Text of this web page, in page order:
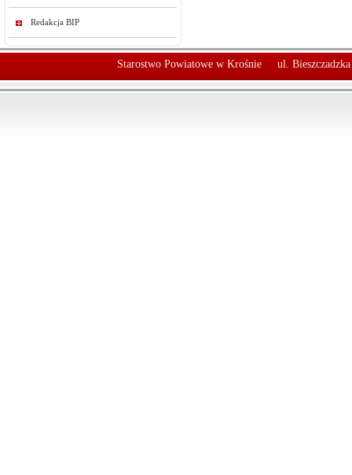
Redakcja BIP
Starostwo Powiatowe w Krośnie ul.